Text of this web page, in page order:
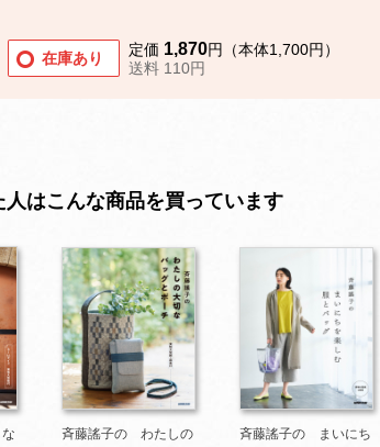
在庫あり 定価 1,870円（本体1,700円）
送料 110円
人はこんな商品を買っています
斉藤謠子の わたしの
斉藤謠子の まいにち